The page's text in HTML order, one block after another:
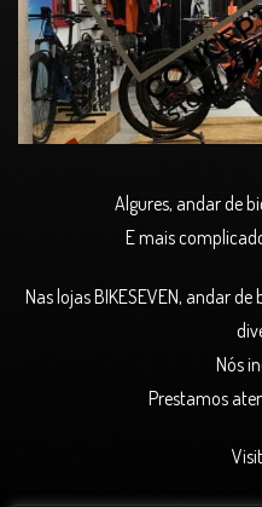
Algures, andar de
E mais
Nas lojas BIKESEVEN, andar
Nós
Prestamos